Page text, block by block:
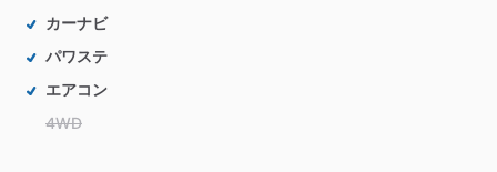
カーナビ
パワステ
エアコン
4WD